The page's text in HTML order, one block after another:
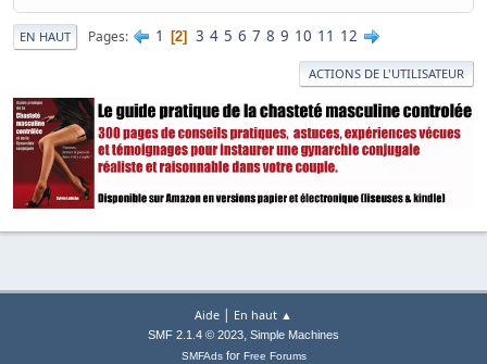
EN HAUT Pages 1 2 3 4 5 6 7 8 9 10 11 12
ACTIONS DE L'UTILISATEUR
Aide | En haut ▲
SMF 2.1.4 © 2023, Simple Machines
SMFAdsfor Free Forums